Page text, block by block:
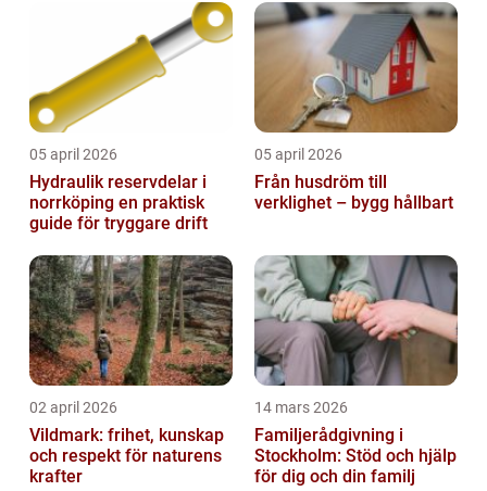
05 april 2026
Hydraulik reservdelar i
norrköping en praktisk
guide för tryggare drift
05 april 2026
Från husdröm till
verklighet – bygg hållbart
02 april 2026
Vildmark: frihet, kunskap
och respekt för naturens
krafter
14 mars 2026
Familjerådgivning i
Stockholm: Stöd och hjälp
för dig och din familj